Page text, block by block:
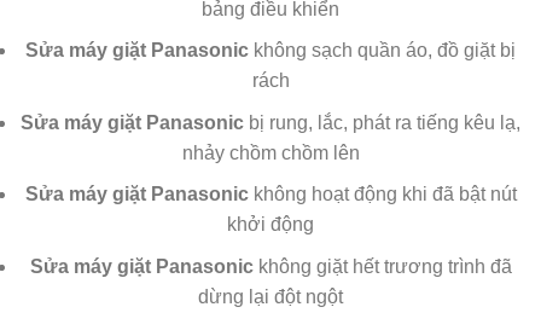
bảng điều khiển
Sửa máy giặt Panasonic không sạch quần áo, đồ giặt bị
rách
Sửa máy giặt Panasonic bị rung, lắc, phát ra tiếng kêu lạ,
nhảy chồm chồm lên
Sửa máy giặt Panasonickhông hoạt động khi đã bật nút
khởi động
Sửa máy giặt Panasonickhông giặt hết trương trình đã
dừng lại đột ngột